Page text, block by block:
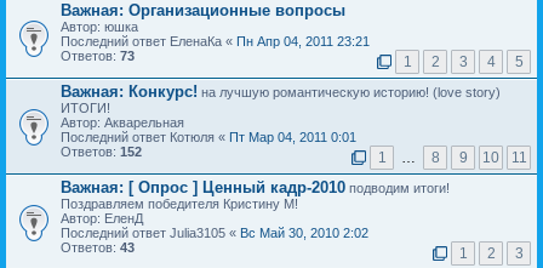
Важная: Организационные вопросы
Автор: юшка
Последний ответ ЕленаКа « Пн Апр 04, 2011 23:21
Ответов: 73 1 2 3 4 5
Важная: Конкурс! на лучшую романтическую историю! (love story)
ИТОГИ!
Автор: Акварельная
Последний ответ Котюля « Пт Мар 04, 2011 0:01
Ответов: 152 1 … 8 9 10 11
Важная: [ Опрос ] Ценный кадр-2010 подводим итоги!
Поздравляем победителя Кристину М!
Автор: ЕленД
Последний ответ Julia3105 « Вс Май 30, 2010 2:02
Ответов: 43 1 2 3